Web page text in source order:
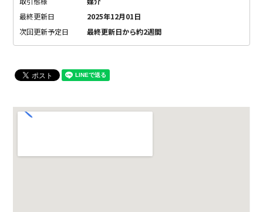
最終更新日
2025年12月01日
次回更新予定日
最終更新日から約2週間